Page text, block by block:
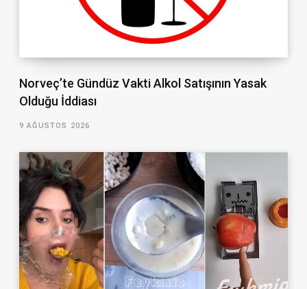
Norveç’te Gündüz Vakti Alkol Satışının Yasak
Olduğu İddiası
9 AĞUSTOS 2026